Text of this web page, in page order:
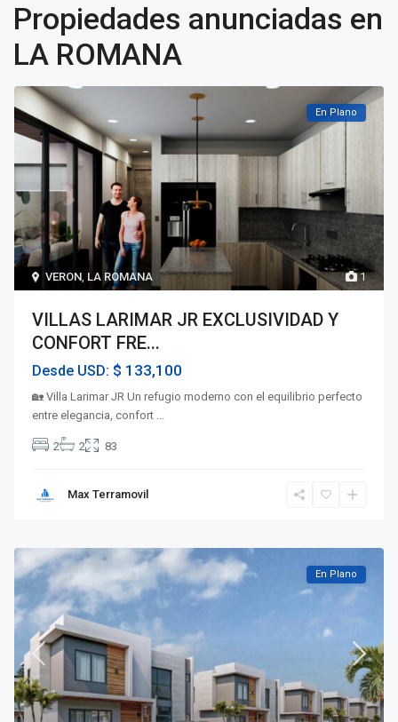
Propiedades anunciadas en
LA ROMANA
1
VERON, LA ROMANA
En Plano
VILLAS LARIMAR JR EXCLUSIVIDAD Y
CONFORT FRE...
Desde USD: $ 133,100
🏡 Villa Larimar JR Un refugio moderno con el equilibrio perfecto
entre elegancia, confort ...
2 2 83
Max Terramovil
En Plano